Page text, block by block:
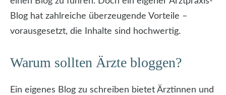
Blog hat zahlreiche überzeugende Vorteile –
vorausgesetzt, die Inhalte sind hochwertig.
Warum sollten Ärzte bloggen?
Ein eigenes Blog zu schreiben bietet Ärztinnen und